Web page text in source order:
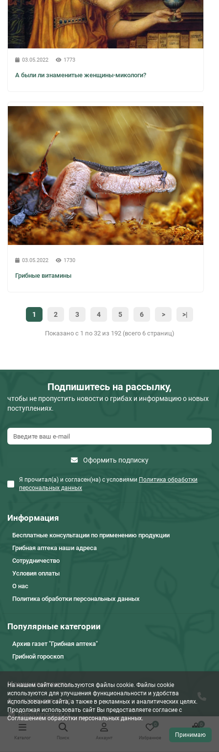
03.05.2022 1773
А были ли знаменитые женщины-микологи?
03.05.2022 1730
Грибные витамины
1 2 3 4 5 6 > >|
Показано с 1 по 32 из 192 (всего 6 страниц)
На нашем сайте используются файлы cookie. Файлы cookie
используются для улучшения функциональности и удобства
использования сайта, а также в рекламных и аналитических целях.
Продолжая использовать сайт Вы предоставляете согласие c
Соглашением обработки персональных данных.
Принимаю
Подпишитесь на рассылку,
чтобы не пропустить новости о грибах и информацию о новых
поступлениях.
Оформить подписку
Я прочитал(а) и согласен(на) с условиями Политика обработки
персональных данных
Информация
Бесплатные консультации по применению продукции
Грибная аптека наши адреса
Сотрудничество
Условия оплаты
О нас
Политика обработки персональных данных
Популярные категории
Архив газет "Грибная аптека"
Грибной гороскоп
Наши контакты
+7 (911) 259-40-80
odin@fungospb.ru
Наш адрес
Каталог Поиск Аккаунт
0
Избранное
0
Корзина